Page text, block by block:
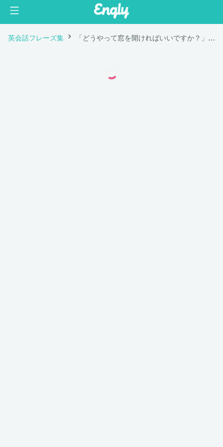
英会話フレーズ集 「どうやって窓を開ければいいですか？」は英語で "How can I open the windows?"